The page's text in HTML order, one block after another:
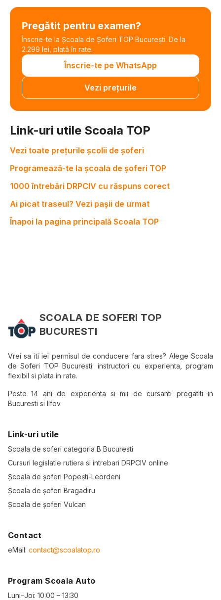
Pregătit pentru examen?
Înscrie-te la Școala de Șoferi TOP București. De la
2.299 lei, plată în rate.
Înscrie-te pe WhatsApp
Vezi prețurile
Link-uri utile Scoala TOP
Vezi toate prețurile școlii de șoferi
Programează-te la școala de șoferi TOP
1000 întrebări DRPCIV cu răspuns corect
Ai picat traseul? Vezi pașii de urmat
Înapoi la pagina principală Scoala TOP
SCOALA DE SOFERI TOP
BUCURESTI
Vrei sa iti iei permisul de conducere fara stres? Alege Scoala
de Soferi TOP Bucuresti: instructori cu experienta, program
flexibil si plata in rate.
Peste 14 ani de experienta si mii de cursanti pregatiti in
Bucuresti si Ilfov.
Link-uri utile
Scoala de soferi categoria B Bucuresti
Cursuri legislatie rutiera si intrebari DRPCIV online
Școala de șoferi Popești-Leordeni
Școala de șoferi Bragadiru
Școala de șoferi Vulcan
Contact
eMail: contact@scoalatop.ro
Program Scoala Auto
Luni–Joi: 10:00 – 13:30